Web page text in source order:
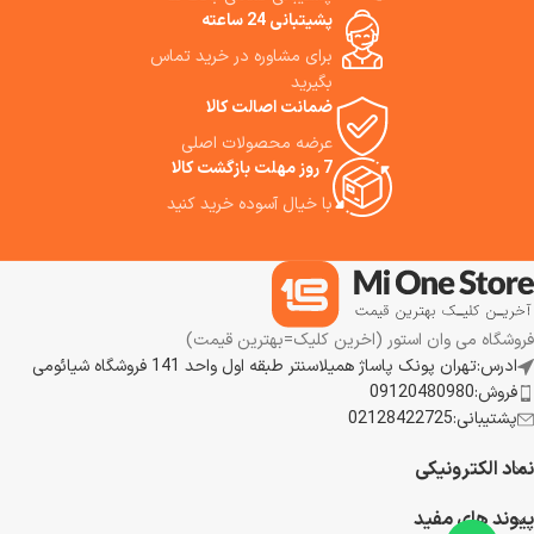
این جاروشارژی را به شما پیشنهاد
پشیتبانی 24 ساعته
برای مشاوره در خرید تماس
بگیرید
ضمانت اصالت کالا
عرضه محصولات اصلی
7 روز مهلت بازگشت کالا
با خیال آسوده خرید کنید
فروشگاه می وان استور (اخرین کلیک=بهترین قیمت)
ادرس:تهران پونک پاساژ همیلاسنتر طبقه اول واحد 141 فروشگاه شیائومی
فروش:09120480980
پشتیبانی:02128422725
نماد الکترونیکی
پیوند های مفید